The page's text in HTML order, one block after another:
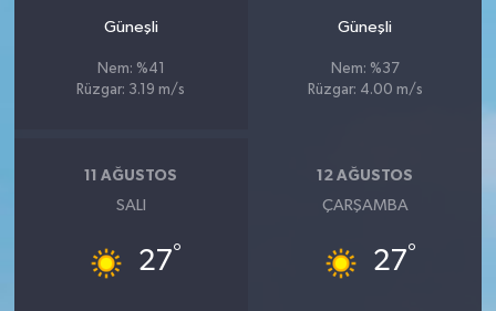
Güneşli
Nem: %41
Rüzgar: 3.19 m/s
Güneşli
Nem: %37
Rüzgar: 4.00 m/s
11 AĞUSTOS
SALI
27°
12 AĞUSTOS
ÇARŞAMBA
27°